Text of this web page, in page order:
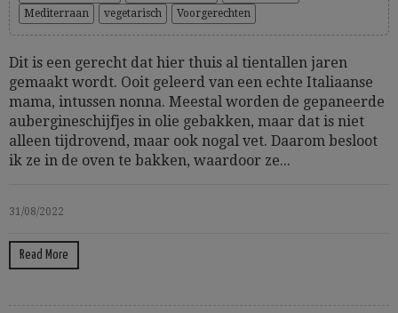
Mediterraan
vegetarisch Voorgerechten
Dit is een gerecht dat hier thuis al tientallen jaren
gemaakt wordt. Ooit geleerd van een echte Italiaanse
mama, intussen nonna. Meestal worden de gepaneerde
aubergineschijfjes in olie gebakken, maar dat is niet
alleen tijdrovend, maar ook nogal vet. Daarom besloot
ik ze in de oven te bakken, waardoor ze...
31/08/2022
Read More